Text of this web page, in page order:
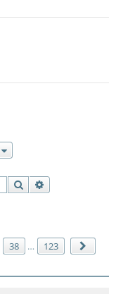
Поиск
38 … 123